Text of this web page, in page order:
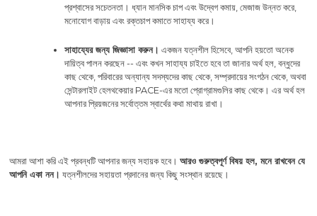
প্রশ্বাসের সচেতনতা। ধ্যান মানসিক চাপ এবং উদ্বেগ কমায়, মেজাজ উন্নত করে,
মনোযোগ বাড়ায় এবং রক্তচাপ কমাতে সাহায্য করে।
সাহায্যের জন্য জিজ্ঞাসা করুন। একজন যত্নশীল হিসেবে, আপনি হয়তো অনেক
দায়িত্ব পালন করছেন -- এবং কখন সাহায্য চাইতে হবে তা জানার অর্থ হল, বন্ধুদের
কাছ থেকে, পরিবারের অন্যান্য সদস্যদের কাছ থেকে, সম্প্রদায়ের সংগঠন থেকে, অথবা
সেন্টারলাইট হেলথকেয়ার PACE-এর মতো প্রোগ্রামগুলির কাছ থেকে। এর অর্থ হল
আপনার প্রিয়জনের সর্বোত্তম স্বার্থের কথা মাথায় রাখা।
আমরা আশা করি এই প্রবন্ধটি আপনার জন্য সহায়ক হবে। আরও গুরুত্বপূর্ণ বিষয় হল, মনে রাখবেন যে
আপনি একা নন। যত্নশীলদের সহায়তা প্রদানের জন্য কিছু সংস্থান রয়েছে।